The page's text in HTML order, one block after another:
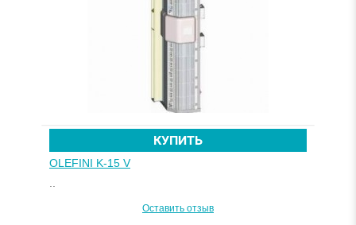
КУПИТЬ
OLEFINI K-15 V
Оставить отзыв